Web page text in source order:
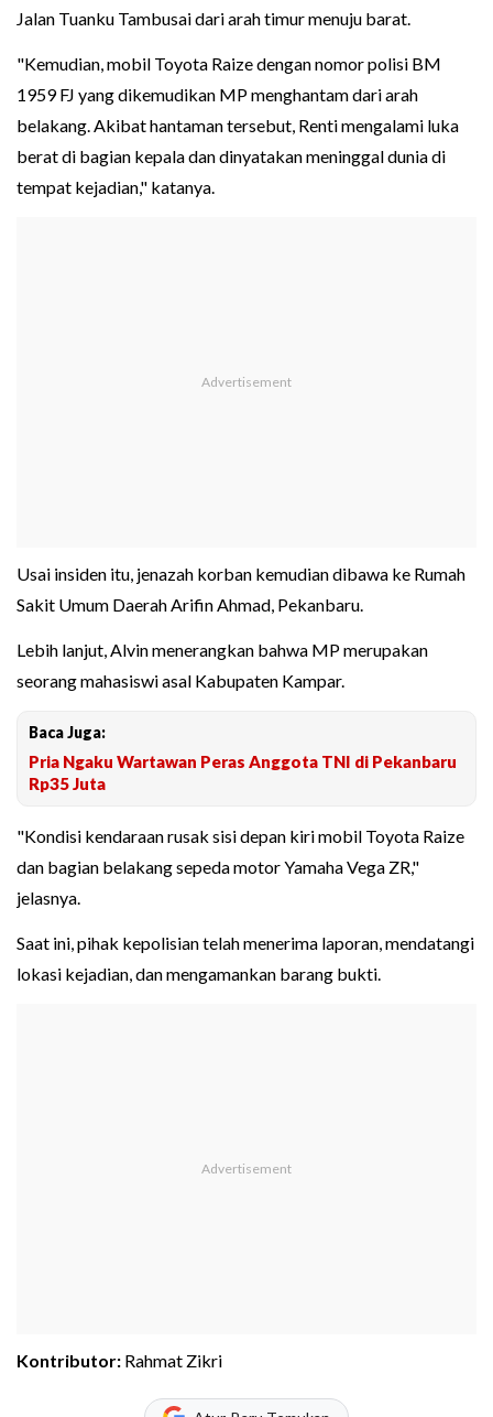
Jalan Tuanku Tambusai dari arah timur menuju barat.
"Kemudian, mobil Toyota Raize dengan nomor polisi BM
1959 FJ yang dikemudikan MP menghantam dari arah
belakang. Akibat hantaman tersebut, Renti mengalami luka
berat di bagian kepala dan dinyatakan meninggal dunia di
tempat kejadian," katanya.
Usai insiden itu, jenazah korban kemudian dibawa ke Rumah
Sakit Umum Daerah Arifin Ahmad, Pekanbaru.
Lebih lanjut, Alvin menerangkan bahwa MP merupakan
seorang mahasiswi asal Kabupaten Kampar.
Baca Juga:
Pria Ngaku Wartawan Peras Anggota TNI di Pekanbaru
Rp35 Juta
"Kondisi kendaraan rusak sisi depan kiri mobil Toyota Raize
dan bagian belakang sepeda motor Yamaha Vega ZR,"
jelasnya.
Saat ini, pihak kepolisian telah menerima laporan, mendatangi
lokasi kejadian, dan mengamankan barang bukti.
Kontributor: Rahmat Zikri